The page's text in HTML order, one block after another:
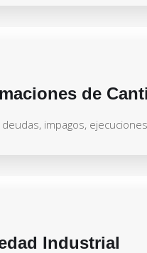
de
impagos, ejecuciones.
Industrial